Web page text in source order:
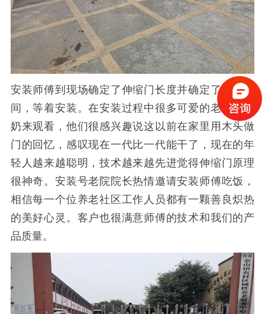
安装师傅到现场确定了伸缩门长度并确定了上门时
间，等着安装。在安装过程中很多可爱的老爷爷奶
奶来观看，他们很感兴趣说这以前在家里用木头做
门的回忆，感叹现在一代比一代能干了，现在的年
轻人越来越聪明，技术越来越先进觉得伸缩门原理
很神奇。安装号老院院长热情邀请安装师傅吃饭，
相信每一个位养老社区工作人员都有一颗善良炽热
的美好心灵。客户也很满意师傅的技术和我们的产
品质量。